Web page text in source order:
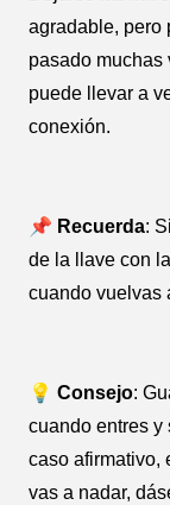
agradable, pero
pasado muchas
puede llevar a
conexión.
📌 Recuerda:
de la llave con
cuando vuelvas
💡 Consejo:
cuando entres y
caso afirmativo,
vas a nadar,